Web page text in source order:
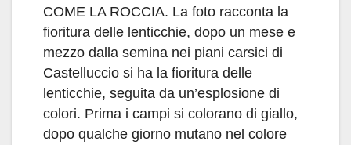
COME LA ROCCIA. La foto racconta la
fioritura delle lenticchie, dopo un mese e
mezzo dalla semina nei piani carsici di
Castelluccio si ha la fioritura delle
lenticchie, seguita da un’esplosione di
colori. Prima i campi si colorano di giallo,
dopo qualche giorno mutano nel colore